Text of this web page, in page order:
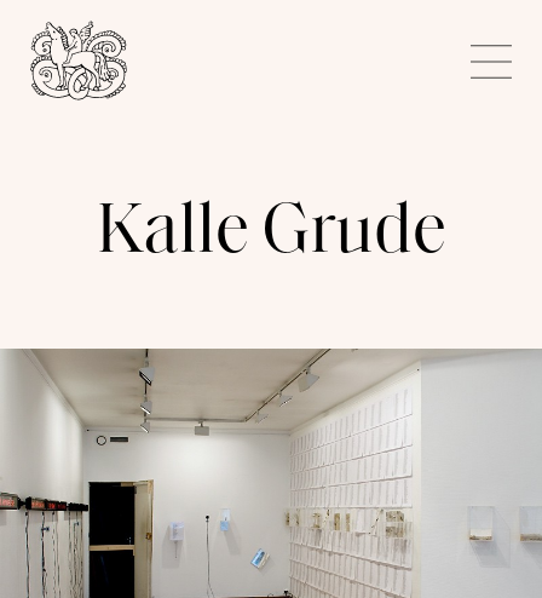
Kunstnerforbundet
Kalle Grude